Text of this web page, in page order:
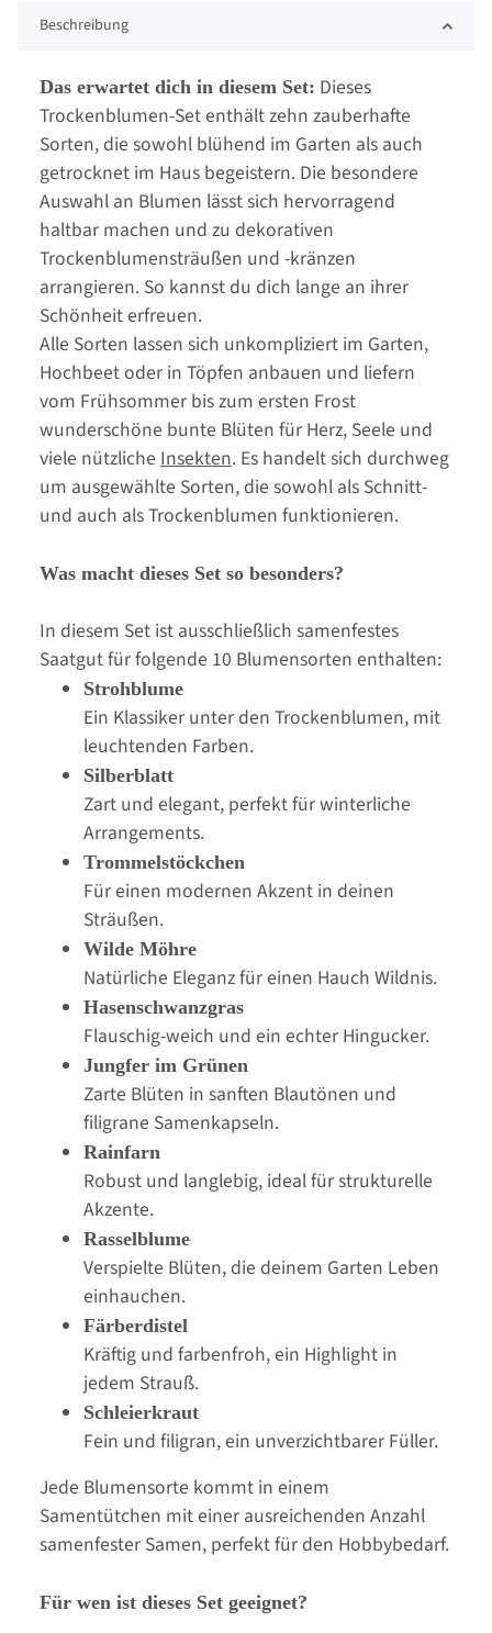
Beschreibung
Das erwartet dich in diesem Set: Dieses
Trockenblumen-Set enthält zehn zauberhafte
Sorten, die sowohl blühend im Garten als auch
getrocknet im Haus begeistern. Die besondere
Auswahl an Blumen lässt sich hervorragend
haltbar machen und zu dekorativen
Trockenblumensträußen und -kränzen
arrangieren. So kannst du dich lange an ihrer
Schönheit erfreuen.
Alle Sorten lassen sich unkompliziert im Garten,
Hochbeet oder in Töpfen anbauen und liefern
vom Frühsommer bis zum ersten Frost
wunderschöne bunte Blüten für Herz, Seele und
viele nützliche Insekten. Es handelt sich durchweg
um ausgewählte Sorten, die sowohl als Schnitt-
und auch als Trockenblumen funktionieren.
Was macht dieses Set so besonders?
In diesem Set ist ausschließlich samenfestes
Saatgut für folgende 10 Blumensorten enthalten:
Strohblume
Ein Klassiker unter den Trockenblumen, mit
leuchtenden Farben.
Silberblatt
Zart und elegant, perfekt für winterliche
Arrangements.
Trommelstöckchen
Für einen modernen Akzent in deinen
Sträußen.
Wilde Möhre
Natürliche Eleganz für einen Hauch Wildnis.
Hasenschwanzgras
Flauschig-weich und ein echter Hingucker.
Jungfer im Grünen
Zarte Blüten in sanften Blautönen und
filigrane Samenkapseln.
Rainfarn
Robust und langlebig, ideal für strukturelle
Akzente.
Rasselblume
Verspielte Blüten, die deinem Garten Leben
einhauchen.
Färberdistel
Kräftig und farbenfroh, ein Highlight in
jedem Strauß.
Schleierkraut
Fein und filigran, ein unverzichtbarer Füller.
Jede Blumensorte kommt in einem
Samentütchen mit einer ausreichenden Anzahl
samenfester Samen, perfekt für den Hobbybedarf.
Für wen ist dieses Set geeignet?